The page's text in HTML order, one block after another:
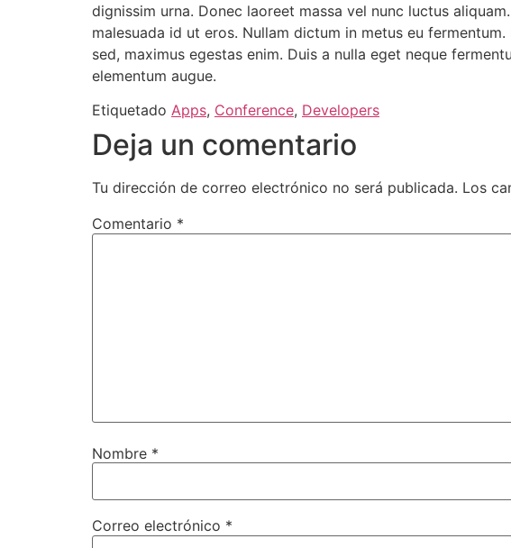
dignissim urna. Donec laoreet massa vel nunc luctus
malesuada id ut eros. Nullam dictum in metus eu
sed, maximus egestas enim. Duis a nulla eget neque
elementum augue.
Etiquetado Apps, Conference, Developers
Deja un comentario
Tu dirección de correo electrónico no será publicada. Los
Comentario *
Nombre *
Correo electrónico *